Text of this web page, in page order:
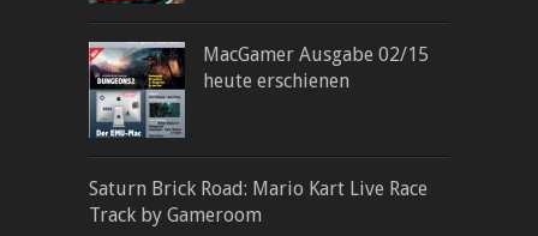
MacGamer Ausgabe 02/15
heute erschienen
Saturn Brick Road: Mario Kart Live Race
Track by Gameroom